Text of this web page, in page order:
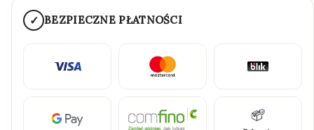
✓ BEZPIECZNE PŁATNOŚCI